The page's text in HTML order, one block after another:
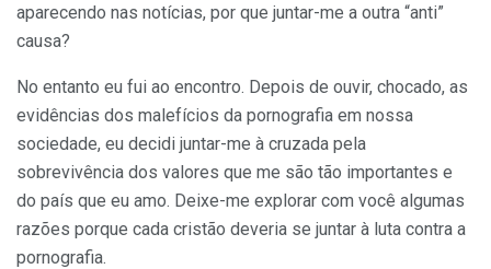
aparecendo nas notícias, por que juntar-me a outra “anti”
causa?
No entanto eu fui ao encontro. Depois de ouvir, chocado, as
evidências dos malefícios da pornografia em nossa
sociedade, eu decidi juntar-me à cruzada pela
sobrevivência dos valores que me são tão importantes e
do país que eu amo. Deixe-me explorar com você algumas
razões porque cada cristão deveria se juntar à luta contra a
pornografia.